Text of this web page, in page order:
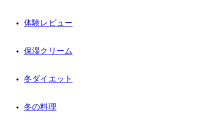
#体験レビュー
#保湿クリーム
#冬ダイエット
#冬の料理